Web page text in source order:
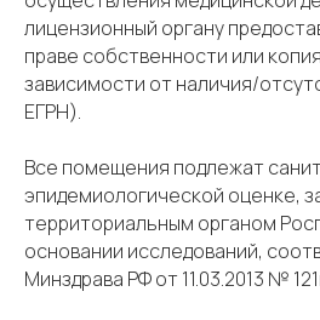
лицензионный органу
праве собственности или
зависимости от наличия/
ЕГРН).
Все помещения подлежат
эпидемиологической оценке,
территориальным органом
основании исследований,
Минздрава РФ от 11.03.2013 №